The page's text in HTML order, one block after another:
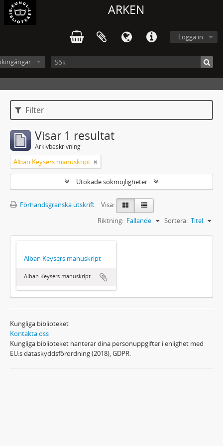
ARKEN
Logga in
Filter
Visar 1 resultat
Arkivbeskrivning
Alban Keysers manuskript
Utökade sökmöjligheter
Förhandsgranska utskrift
Visa:
Sortera: Titel
Riktning: Fallande
Alban Keysers manuskript
Alban Keysers manuskript
Kungliga biblioteket
Kontakta oss
Kungliga biblioteket hanterar dina personuppgifter i enlighet med
EU:s dataskyddsförordning (2018), GDPR.